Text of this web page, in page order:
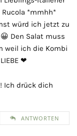
*mmhh*
würd ich jetzt zu
Den Salat muss
weil ich die Kombi
❤
Ich drück dich
ANTWORTEN